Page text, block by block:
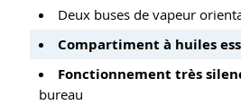
Deux buses de vapeur
Compartiment à huiles
Fonctionnement très
bureau